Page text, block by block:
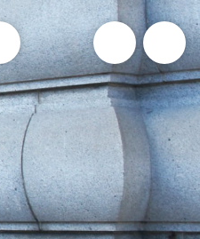
検索フォームを開閉する YouTube